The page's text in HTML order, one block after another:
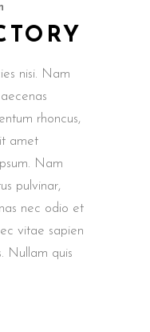
nisi. Nam
rhoncus,
amet
Nam
pulvinar,
nec odio et
vitae sapien
Nullam quis